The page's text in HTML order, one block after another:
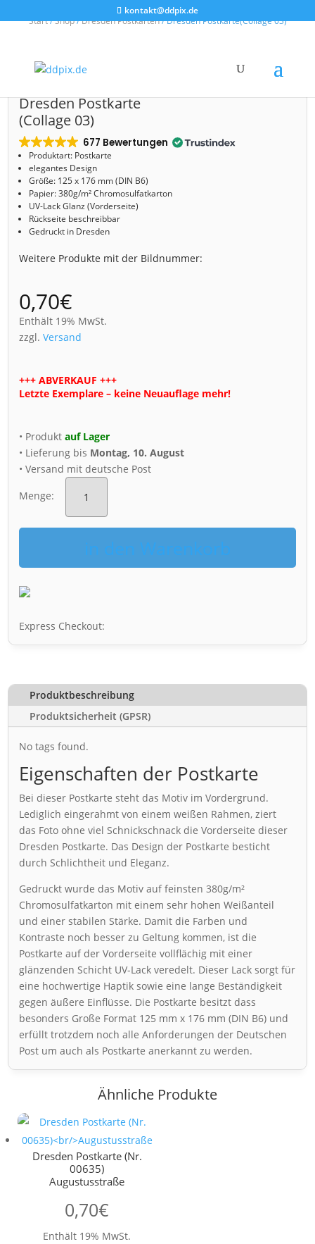
kontakt@ddpix.de
Start/Shop/Dresden Postkarten/ Dresden Postkarte(Collage 03)
Dresden Postkarte
(Collage 03)
677 Bewertungen
Produktart: Postkarte
elegantes Design
Größe: 125 x 176 mm (DIN B6)
Papier: 380g/m² Chromosulfatkarton
UV-Lack Glanz (Vorderseite)
Rückseite beschreibbar
Gedruckt in Dresden
Weitere Produkte mit der Bildnummer:
0,70€
Enthält 19% MwSt.
zzgl.Versand
+++ ABVERKAUF +++
Letzte Exemplare – keine Neuauflage mehr!
• Produktauf Lager
• Lieferung bis Montag, 10. August
• Versand mit deutsche Post
Menge:
Dresden
Postkarte(Collage
Menge
in den Warenkorb
Express Checkout:
Produktbeschreibung
Produktsicherheit (GPSR)
No tags found.
Eigenschaften der Postkarte
Bei dieser Postkarte steht das Motiv im Vordergrund.
Lediglich eingerahmt von einem weißen Rahmen, ziert
das Foto ohne viel Schnickschnack die Vorderseite dieser
Dresden Postkarte. Das Design der Postkarte besticht
durch Schlichtheit und Eleganz.
Gedruckt wurde das Motiv auf feinsten 380g/m²
Chromosulfatkarton mit einem sehr hohen Weißanteil
und einer stabilen Stärke. Damit die Farben und
Kontraste noch besser zu Geltung kommen, ist die
Postkarte auf der Vorderseite vollflächig mit einer
glänzenden Schicht UV-Lack veredelt. Dieser Lack sorgt für
eine hochwertige Haptik sowie eine lange Beständigkeit
gegen äußere Einflüsse. Die Postkarte besitzt dass
besonders Große Format 125 mm x 176 mm (DIN B6) und
erfüllt trotzdem noch alle Anforderungen der Deutschen
Post um auch als Postkarte anerkannt zu werden.
Ähnliche Produkte
Dresden Postkarte (Nr.
00635)
Augustusstraße
0,70€
Enthält 19% MwSt.